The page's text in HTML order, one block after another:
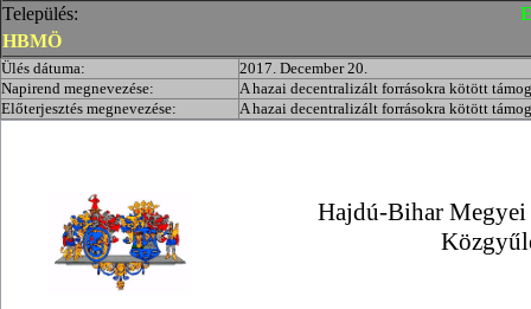
Település:
HBMÖ
Ülés dátuma:
2017. December 20.
Napirend megnevezése:
A hazai decentralizált forrásokra kötött
Előterjesztés megnevezése:
A hazai decentralizált forrásokra kötött